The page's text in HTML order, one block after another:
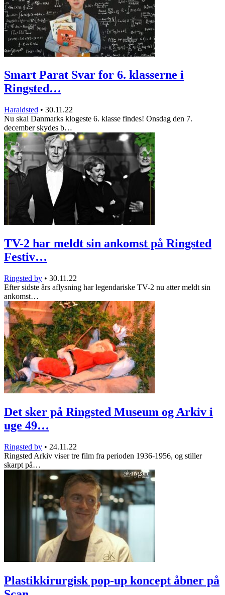
Smart Parat Svar for 6. klasserne i
Ringsted…
Haraldsted • 30.11.22
Nu skal Danmarks klogeste 6. klasse findes! Onsdag den 7.
december skydes b…
TV-2 har meldt sin ankomst på Ringsted
Festiv…
Ringsted by • 30.11.22
Efter sidste års aflysning har legendariske TV-2 nu atter meldt sin
ankomst…
Det sker på Ringsted Museum og Arkiv i
uge 49…
Ringsted by • 24.11.22
Ringsted Arkiv viser tre film fra perioden 1936-1956, og stiller
skarpt på…
Plastikkirurgisk pop-up koncept åbner på